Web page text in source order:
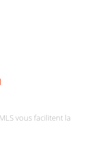
vous facilitent la